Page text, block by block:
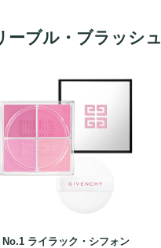
ーブル・ブラッシュ
No.1 ライラック・シフォン